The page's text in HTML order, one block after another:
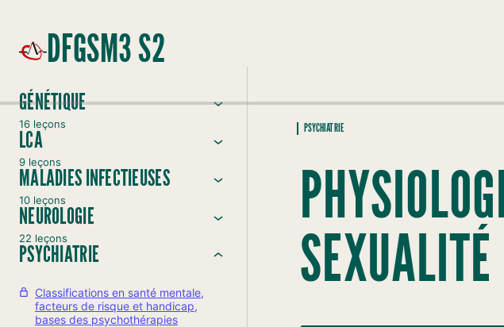
DFGSM3 S2
GÉNÉTIQUE
16 leçons
LCA
9 leçons
MALADIES INFECTIEUSES
10 leçons
NEUROLOGIE
22 leçons
PSYCHIATRIE
Classifications en santé mentale,
facteurs de risque et handicap,
bases des psychothérapies
PSYCHIATRIE
SEXUALITÉ